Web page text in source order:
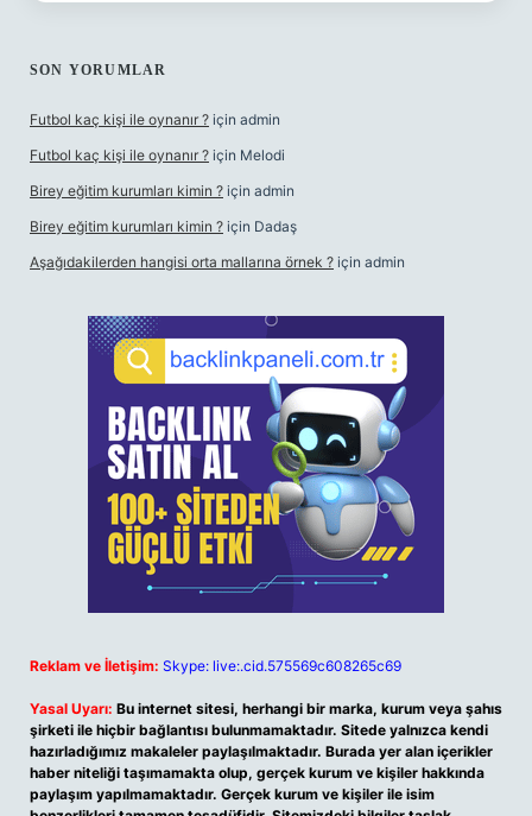
SON YORUMLAR
Futbol kaç kişi ile oynanır ? için admin
Futbol kaç kişi ile oynanır ? için Melodi
Birey eğitim kurumları kimin ? için admin
Birey eğitim kurumları kimin ? için Dadaş
Aşağıdakilerden hangisi orta mallarına örnek ? için admin
Reklam ve İletişim: Skype: live:.cid.575569c608265c69
Yasal Uyarı: Bu internet sitesi, herhangi bir marka, kurum veya şahıs
şirketi ile hiçbir bağlantısı bulunmamaktadır. Sitede yalnızca kendi
hazırladığımız makaleler paylaşılmaktadır. Burada yer alan içerikler
haber niteliği taşımamakta olup, gerçek kurum ve kişiler hakkında
paylaşım yapılmamaktadır. Gerçek kurum ve kişiler ile isim